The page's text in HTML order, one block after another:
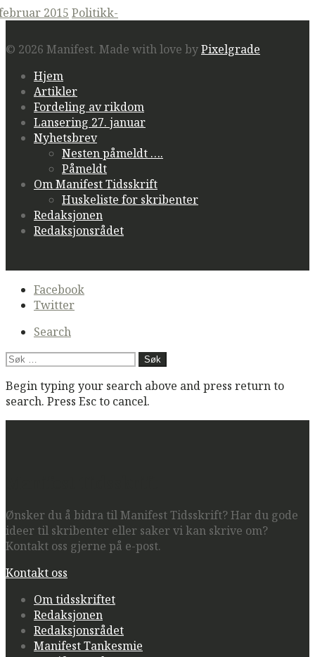
2015 Politikk-
© 2026 Manifest. Made with love byPixelgrade
Hjem
Artikler
Fordeling av rikdom
Lansering 27. januar
Nyhetsbrev
Nesten påmeldt ….
Påmeldt
Om Manifest Tidsskrift
Huskeliste for skribenter
Redaksjonen
Redaksjonsrådet
Secondary
navigation
Facebook
Twitter
Search
Søk
Begin typing your search above and press return to
search. Press Esc to cancel.
Ønsker du å bidra til Manifest Tidsskrift? Har du gode
ideer til skribenter eller saker vi kan skrive om?
Kontakt oss gjerne på e-post.
Kontakt oss
Om tidsskriftet
Redaksjonen
Redaksjonsrådet
Manifest Tankesmie